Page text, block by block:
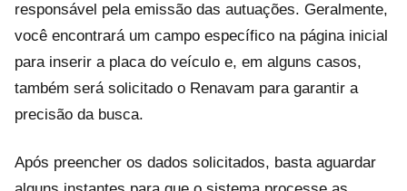
responsável pela emissão das autuações. Geralmente,
você encontrará um campo específico na página inicial
para inserir a placa do veículo e, em alguns casos,
também será solicitado o Renavam para garantir a
precisão da busca.
Após preencher os dados solicitados, basta aguardar